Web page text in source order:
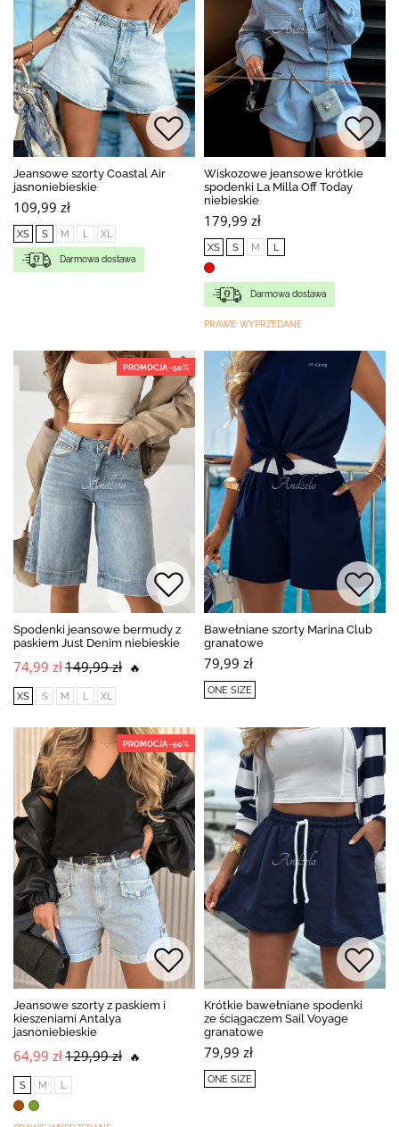
Jeansowe szorty Coastal Air
jasnoniebieskie
109,99 zł
XS S M L XL
Darmowa dostawa
Wiskozowe jeansowe krótkie
spodenki La Milla Off Today
niebieskie
179,99 zł
XS S M L
Darmowa dostawa
PRAWIE WYPRZEDANE
PROMOCJA -50%
Spodenki jeansowe bermudy z
paskiem Just Denim niebieskie
74,99 zł149,99 zł 🔥
XS S M L XL
Bawełniane szorty Marina Club
granatowe
79,99 zł
ONE SIZE
PROMOCJA -50%
Jeansowe szorty z paskiem i
kieszeniami Antalya
jasnoniebieskie
64,99 zł129,99 zł 🔥
S M L
Krótkie bawełniane spodenki
ze ściągaczem Sail Voyage
granatowe
79,99 zł
ONE SIZE